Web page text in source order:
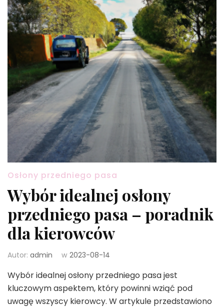
Osłony przedniego pasa
Wybór idealnej osłony
przedniego pasa – poradnik
dla kierowców
Autor: admin w 2023-08-14
Wybór idealnej osłony przedniego pasa jest
kluczowym aspektem, który powinni wziąć pod
uwagę wszyscy kierowcy. W artykule przedstawiono